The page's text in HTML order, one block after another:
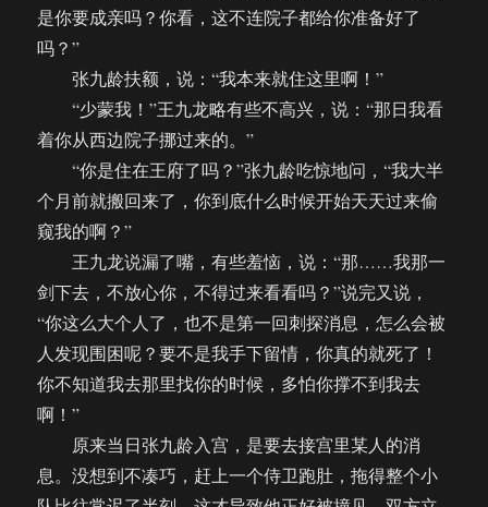
是你要成亲吗？你看，这不连院子都给你准备好了
吗？”
张九龄扶额，说：“我本来就住这里啊！”
“少蒙我！”王九龙略有些不高兴，说：“那日我看
着你从西边院子挪过来的。”
“你是住在王府了吗？”张九龄吃惊地问，“我大半
个月前就搬回来了，你到底什么时候开始天天过来偷
窥我的啊？”
王九龙说漏了嘴，有些羞恼，说：“那……我那一
剑下去，不放心你，不得过来看看吗？”说完又说，
“你这么大个人了，也不是第一回刺探消息，怎么会被
人发现围困呢？要不是我手下留情，你真的就死了！
你不知道我去那里找你的时候，多怕你撑不到我去
啊！”
原来当日张九龄入宫，是要去接宫里某人的消
息。没想到不凑巧，赶上一个侍卫跑肚，拖得整个小